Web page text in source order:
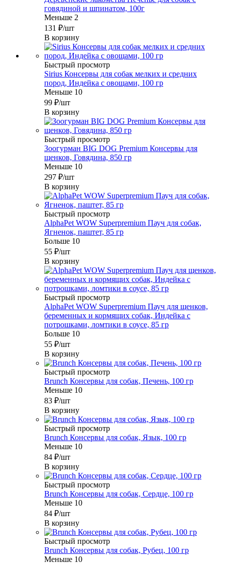
говядиной и шпинатом, 100г
Меньше 2
131 ₽/шт
В корзину
Быстрый просмотр
Sirius Консервы для собак мелких и средних
пород, Индейка с овощами, 100 гр
Меньше 10
99 ₽/шт
В корзину
Быстрый просмотр
Зоогурман BIG DOG Premium Консервы для
щенков, Говядина, 850 гр
Меньше 10
297 ₽/шт
В корзину
Быстрый просмотр
AlphaPet WOW Superpremium Пауч для собак,
Ягненок, паштет, 85 гр
Больше 10
55 ₽/шт
В корзину
Быстрый просмотр
AlphaPet WOW Superpremium Пауч для щенков,
беременных и кормящих собак, Индейка с
потрошками, ломтики в соусе, 85 гр
Больше 10
55 ₽/шт
В корзину
Быстрый просмотр
Brunch Консервы для собак, Печень, 100 гр
Меньше 10
83 ₽/шт
В корзину
Быстрый просмотр
Brunch Консервы для собак, Язык, 100 гр
Меньше 10
84 ₽/шт
В корзину
Быстрый просмотр
Brunch Консервы для собак, Сердце, 100 гр
Меньше 10
84 ₽/шт
В корзину
Быстрый просмотр
Brunch Консервы для собак, Рубец, 100 гр
Меньше 10